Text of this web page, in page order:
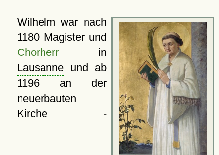
Wilhelm war nach
1180 Magister und
Chorherrin
Lausanneund ab
1196 an der
neuerbauten
Kirche -